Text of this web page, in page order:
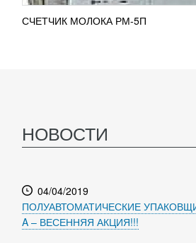
СЧЕТЧИК МОЛОКА РМ-5П
НОВОСТИ
04/04/2019
ПОЛУАВТОМАТИЧЕСКИЕ
A – ВЕСЕННЯЯ АКЦИЯ!!!